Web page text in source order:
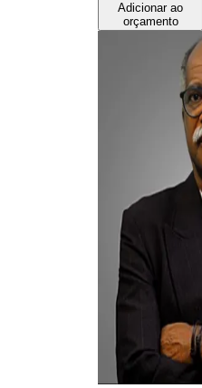
Adicionar ao
orçamento